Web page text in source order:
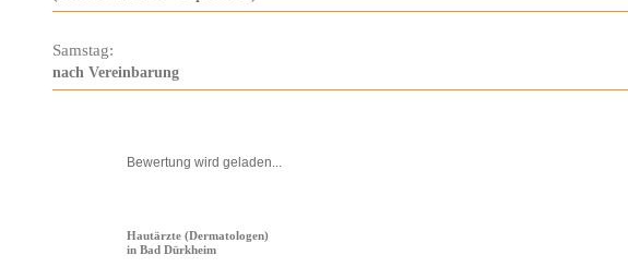
Samstag:
nach Vereinbarung
Bewertung wird geladen...
Hautärzte (Dermatologen)
in Bad Dürkheim